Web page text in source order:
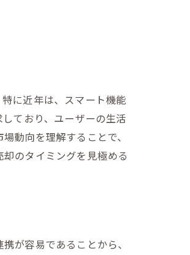
に近年は、スマート機能
ており、ユーザーの生活
動向を理解することで、
のタイミングを見極める
が容易であることから、